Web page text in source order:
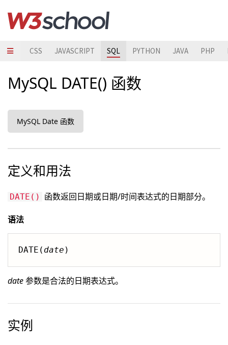
CSS JAVASCRIPT SQL PYTHON JAVA PHP
MySQL DATE() 函数
MySQL Date 函数
定义和用法
DATE() 函数返回日期或日期/时间表达式的日期部分。
语法
DATE( date )
date参数是合法的日期表达式。
实例